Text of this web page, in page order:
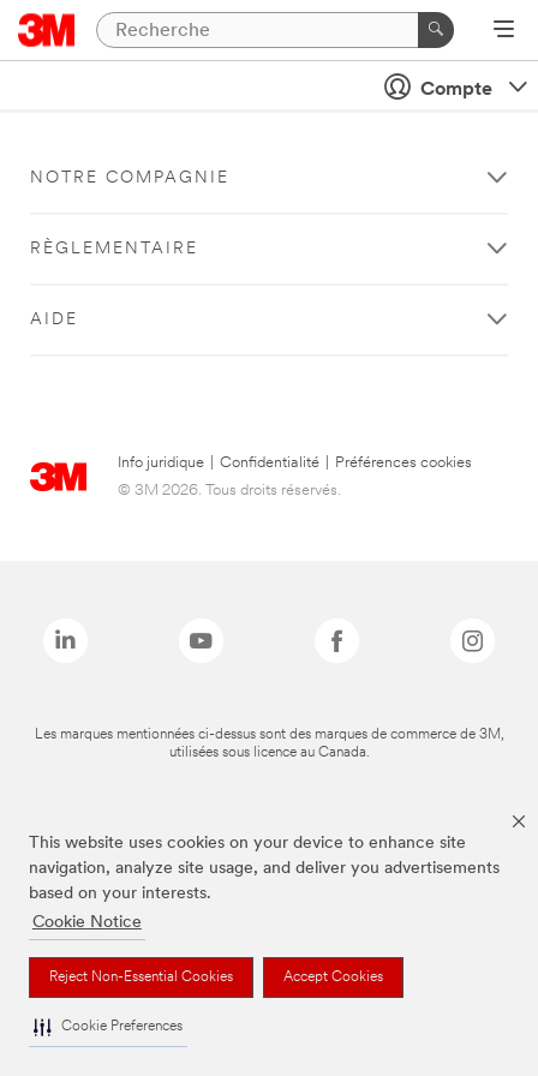
This website uses cookies on your device to enhance site
navigation, analyze site usage, and deliver you advertisements
based on your interests.
Cookie Notice
Reject Non-Essential Cookies Accept Cookies
Cookie Preferences
Compte
NOTRE COMPAGNIE
RÈGLEMENTAIRE
AIDE
Info juridique Confidentialité
Préférences cookies
© 3M 2026. Tous droits réservés.
Les marques mentionnées ci-dessus sont des marques de commerce de 3M,
utilisées sous licence au Canada.